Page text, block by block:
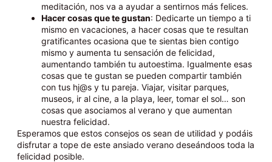
meditación, nos va a ayudar a sentirnos más felices.
Hacer cosas que te gustan: Dedicarte un tiempo a ti
mismo en vacaciones, a hacer cosas que te resultan
gratificantes ocasiona que te sientas bien contigo
mismo y aumenta tu sensación de felicidad,
aumentando también tu autoestima. Igualmente esas
cosas que te gustan se pueden compartir también
con tus hj@s y tu pareja. Viajar, visitar parques,
museos, ir al cine, a la playa, leer, tomar el sol… son
cosas que asociamos al verano y que aumentan
nuestra felicidad.
Esperamos que estos consejos os sean de utilidad y podáis
disfrutar a tope de este ansiado verano deseándoos toda la
felicidad posible.